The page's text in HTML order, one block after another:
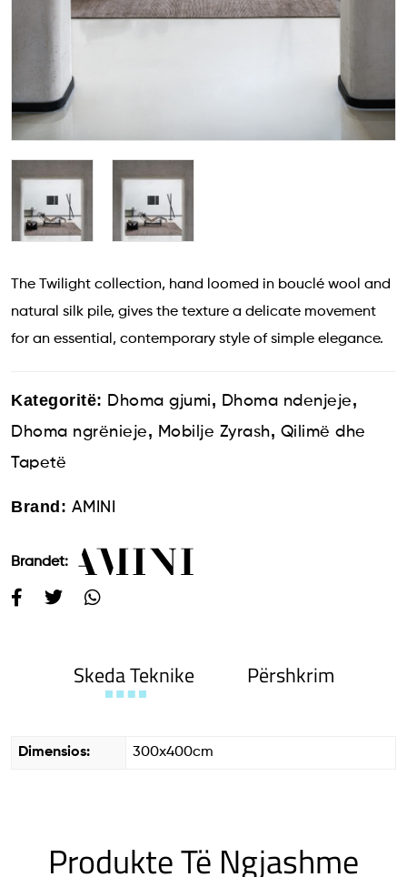
The Twilight collection, hand loomed in bouclé wool and
natural silk pile, gives the texture a delicate movement
for an essential, contemporary style of simple elegance.
Kategoritë: Dhoma gjumi, Dhoma ndenjeje,
Dhoma ngrënieje, Mobilje Zyrash, Qilimë dhe
Tapetë
Brand: AMINI
Brandet:
Skeda Teknike Përshkrim
Dimensios: 300x400cm
Produkte Të Ngjashme